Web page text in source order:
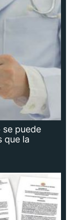
puede
que la